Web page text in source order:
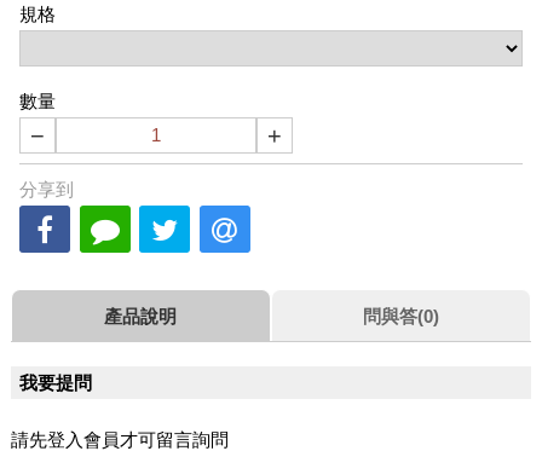
規格
數量
− +
分享到
產品說明 問與答(0)
我要提問
請先登入會員才可留言詢問